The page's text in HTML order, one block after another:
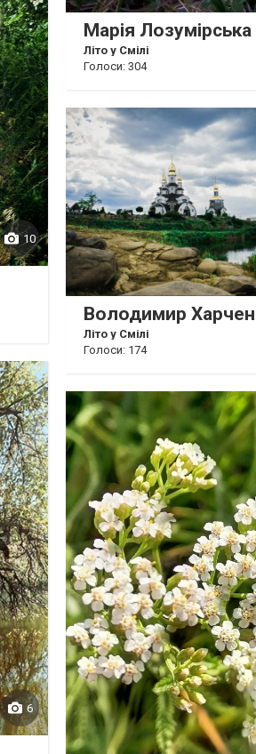
Марія Лозумірська
Літо у Смілі
Голоси: 304
10
Володимир
Літо у Смілі
Голоси: 174
6